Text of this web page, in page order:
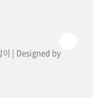
이 | Designed by